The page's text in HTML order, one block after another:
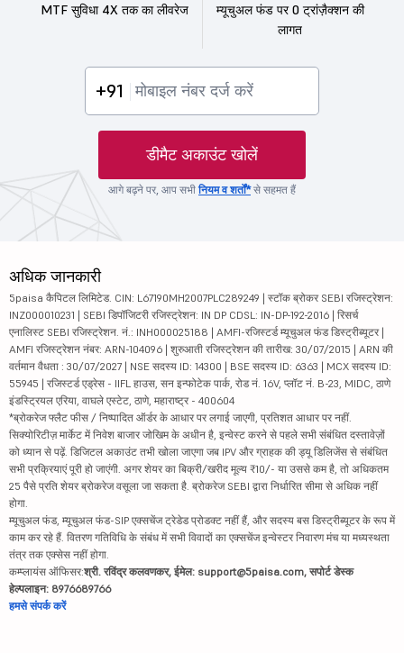
MTF सुविधा 4X तक का लीवरेज
म्यूचुअल फंड पर 0 ट्रांज़ैक्शन की
लागत
+91
डीमैट अकाउंट खोलें
आगे बढ़ने पर, आप सभीनियम व शर्तों*से सहमत हैं
अधिक जानकारी
5paisa कैपिटल लिमिटेड. CIN: L67190MH2007PLC289249 | स्टॉक ब्रोकर SEBI रजिस्ट्रेशन:
INZ000010231 | SEBI डिपॉजिटरी रजिस्ट्रेशन: IN DP CDSL: IN-DP-192-2016 | रिसर्च
एनालिस्ट SEBI रजिस्ट्रेशन. नं.: INH000025188 | AMFI-रजिस्टर्ड म्यूचुअल फंड डिस्ट्रीब्यूटर |
AMFI रजिस्ट्रेशन नंबर: ARN-104096 | शुरुआती रजिस्ट्रेशन की तारीख: 30/07/2015 | ARN की
वर्तमान वैधता : 30/07/2027 | NSE सदस्य ID: 14300 | BSE सदस्य ID: 6363 | MCX सदस्य ID:
55945 | रजिस्टर्ड एड्रेस - IIFL हाउस, सन इन्फोटेक पार्क, रोड नं. 16V, प्लॉट नं. B-23, MIDC, ठाणे
इंडस्ट्रियल एरिया, वाघले एस्टेट, ठाणे, महाराष्ट्र - 400604
*ब्रोकरेज फ्लैट फीस / निष्पादित ऑर्डर के आधार पर लगाई जाएगी, प्रतिशत आधार पर नहीं.
सिक्योरिटीज़ मार्केट में निवेश बाजार जोखिम के अधीन है, इन्वेस्ट करने से पहले सभी संबंधित दस्तावेज़ों
को ध्यान से पढ़ें. डिजिटल अकाउंट तभी खोला जाएगा जब IPV और ग्राहक की ड्यू डिलिजेंस से संबंधित
सभी प्रक्रियाएं पूरी हो जाएंगी. अगर शेयर का बिक्री/खरीद मूल्य ₹10/- या उससे कम है, तो अधिकतम
25 पैसे प्रति शेयर ब्रोकरेज वसूला जा सकता है. ब्रोकरेज SEBI द्वारा निर्धारित सीमा से अधिक नहीं
होगा.
म्यूचुअल फंड, म्यूचुअल फंड-SIP एक्सचेंज ट्रेडेड प्रोडक्ट नहीं हैं, और सदस्य बस डिस्ट्रीब्यूटर के रूप में
काम कर रहे हैं. वितरण गतिविधि के संबंध में सभी विवादों का एक्सचेंज इन्वेस्टर निवारण मंच या मध्यस्थता
तंत्र तक एक्सेस नहीं होगा.
कम्प्लायंस ऑफिसर:श्री. रविंद्र कलवणकर, ईमेल: support@5paisa.com, सपोर्ट डेस्क
हेल्पलाइन: 8976689766
हमसे संपर्क करें